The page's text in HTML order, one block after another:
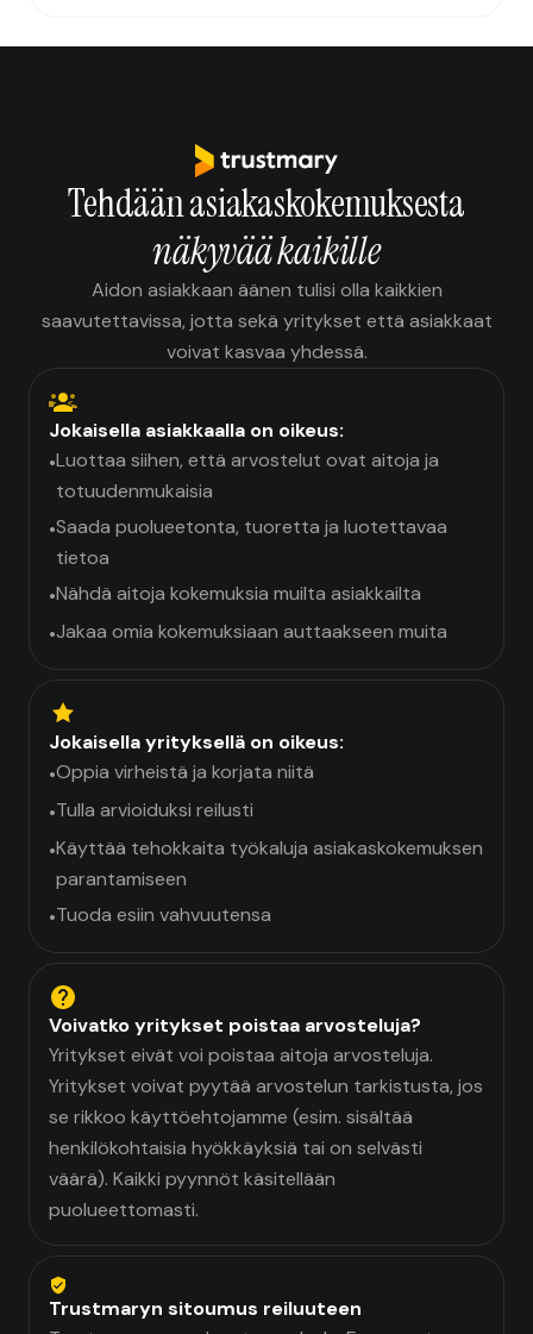
Tehdään asiakaskokemuksesta
näkyvää kaikille
Aidon asiakkaan äänen tulisi olla kaikkien
saavutettavissa, jotta sekä yritykset että asiakkaat
voivat kasvaa yhdessä.
Jokaisella asiakkaalla on oikeus:
•Luottaa siihen, että arvostelut ovat aitoja ja
totuudenmukaisia
•Saada puolueetonta, tuoretta ja luotettavaa
tietoa
•Nähdä aitoja kokemuksia muilta asiakkailta
•Jakaa omia kokemuksiaan auttaakseen muita
Jokaisella yrityksellä on oikeus:
•Oppia virheistä ja korjata niitä
•Tulla arvioiduksi reilusti
•Käyttää tehokkaita työkaluja asiakaskokemuksen
parantamiseen
•Tuoda esiin vahvuutensa
Voivatko yritykset poistaa arvosteluja?
Yritykset eivät voi poistaa aitoja arvosteluja.
Yritykset voivat pyytää arvostelun tarkistusta, jos
se rikkoo käyttöehtojamme (esim. sisältää
henkilökohtaisia hyökkäyksiä tai on selvästi
väärä). Kaikki pyynnöt käsitellään
puolueettomasti.
Trustmaryn sitoumus reiluuteen